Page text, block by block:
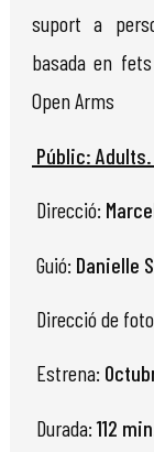
suport a
basada en
Open Arms
Públic:
Direcció:
Guió: Danielle
Direcció de
Estrena:
Durada:112